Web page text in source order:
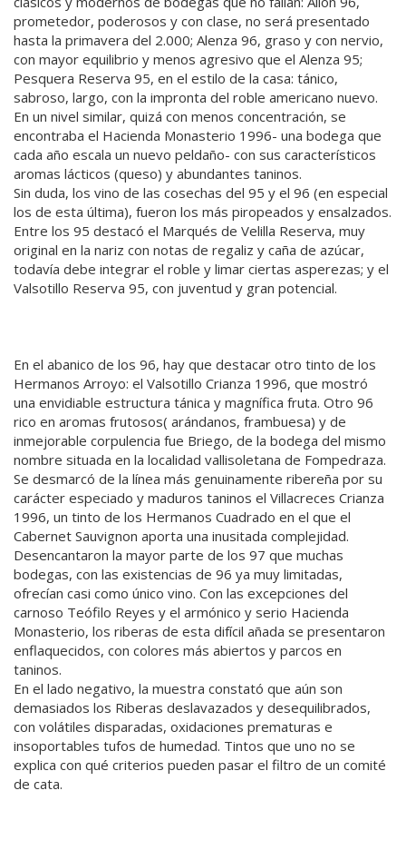
prometedor, poderosos y con clase, no será presentado
hasta la primavera del 2.000; Alenza 96, graso y con nervio,
con mayor equilibrio y menos agresivo que el Alenza 95;
Pesquera Reserva 95, en el estilo de la casa: tánico,
sabroso, largo, con la impronta del roble americano nuevo.
En un nivel similar, quizá con menos concentración, se
encontraba el Hacienda Monasterio 1996- una bodega que
cada año escala un nuevo peldaño- con sus característicos
aromas lácticos (queso) y abundantes taninos.
Sin duda, los vino de las cosechas del 95 y el 96 (en especial
los de esta última), fueron los más piropeados y ensalzados.
Entre los 95 destacó el Marqués de Velilla Reserva, muy
original en la nariz con notas de regaliz y caña de azúcar,
todavía debe integrar el roble y limar ciertas asperezas; y el
Valsotillo Reserva 95, con juventud y gran potencial.
En el abanico de los 96, hay que destacar otro tinto de los
Hermanos Arroyo: el Valsotillo Crianza 1996, que mostró
una envidiable estructura tánica y magnífica fruta. Otro 96
rico en aromas frutosos( arándanos, frambuesa) y de
inmejorable corpulencia fue Briego, de la bodega del mismo
nombre situada en la localidad vallisoletana de Fompedraza.
Se desmarcó de la línea más genuinamente ribereña por su
carácter especiado y maduros taninos el Villacreces Crianza
1996, un tinto de los Hermanos Cuadrado en el que el
Cabernet Sauvignon aporta una inusitada complejidad.
Desencantaron la mayor parte de los 97 que muchas
bodegas, con las existencias de 96 ya muy limitadas,
ofrecían casi como único vino. Con las excepciones del
carnoso Teófilo Reyes y el armónico y serio Hacienda
Monasterio, los riberas de esta difícil añada se presentaron
enflaquecidos, con colores más abiertos y parcos en
taninos.
En el lado negativo, la muestra constató que aún son
demasiados los Riberas deslavazados y desequilibrados,
con volátiles disparadas, oxidaciones prematuras e
insoportables tufos de humedad. Tintos que uno no se
explica con qué criterios pueden pasar el filtro de un comité
de cata.